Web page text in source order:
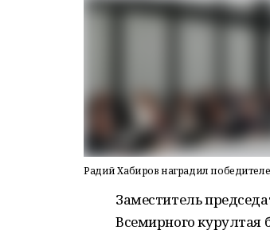
Радий Хабиров наградил
Заместитель
Всемирного курултая